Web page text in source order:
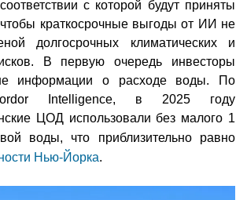
с которой будут приняты
краткосрочные выгоды от ИИ не
долгосрочных климатических и
В первую очередь инвесторы
информации о расходе воды. По
Intelligence, в 2025 году
ЦОД использовали без малого 1
воды, что приблизительно равно
Нью-Йорка.